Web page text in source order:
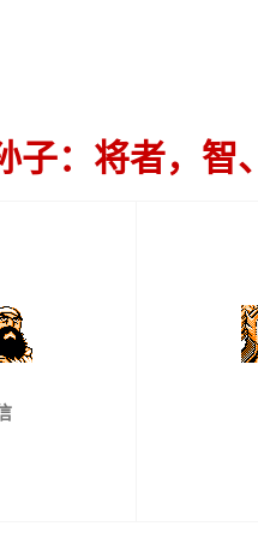
子：将者，智